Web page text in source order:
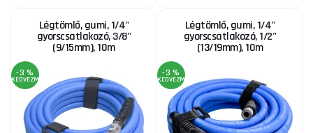
Légtömlő, gumi, 1/4"
gyorscsatlakozó, 3/8"
(9/15mm), 10m
-3 %
KEDVEZMÉNY
Légtömlő, gumi, 1/4"
gyorscsatlakozó, 1/2"
(13/19mm), 10m
-3 %
KEDVEZMÉNY